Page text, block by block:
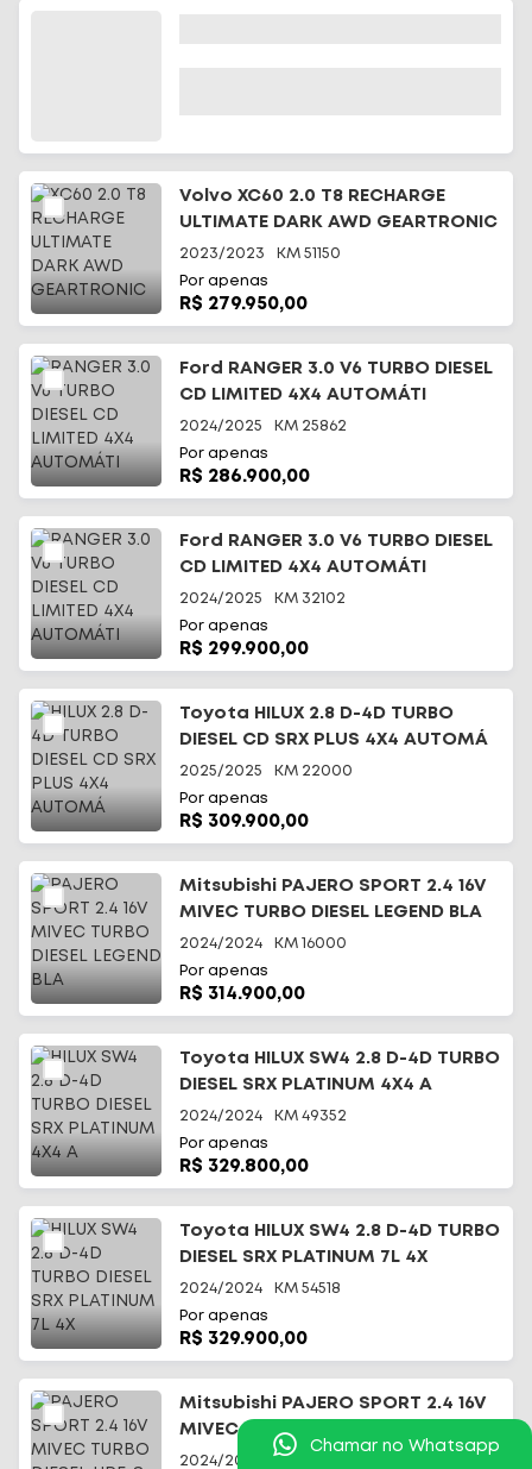
Volvo XC60 2.0 T8 RECHARGE
ULTIMATE DARK AWD GEARTRONIC
2023/2023 KM 51150
Por apenas
R$ 279.950,00
Ford RANGER 3.0 V6 TURBO DIESEL
CD LIMITED 4X4 AUTOMÁTI
2024/2025 KM 25862
Por apenas
R$ 286.900,00
Ford RANGER 3.0 V6 TURBO DIESEL
CD LIMITED 4X4 AUTOMÁTI
2024/2025 KM 32102
Por apenas
R$ 299.900,00
Toyota HILUX 2.8 D-4D TURBO
DIESEL CD SRX PLUS 4X4 AUTOMÁ
2025/2025 KM 22000
Por apenas
R$ 309.900,00
Mitsubishi PAJERO SPORT 2.4 16V
MIVEC TURBO DIESEL LEGEND BLA
2024/2024 KM 16000
Por apenas
R$ 314.900,00
Toyota HILUX SW4 2.8 D-4D TURBO
DIESEL SRX PLATINUM 4X4 A
2024/2024 KM 49352
Por apenas
R$ 329.800,00
Toyota HILUX SW4 2.8 D-4D TURBO
DIESEL SRX PLATINUM 7L 4X
2024/2024 KM 54518
Por apenas
R$ 329.900,00
Mitsubishi PAJERO SPORT 2.4 16V
MIVEC TURBO DIESEL HPE-S AWD
2024/2025
Chamar no Whatsapp